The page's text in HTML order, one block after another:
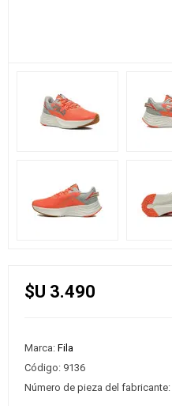
$U 3.490
Marca: Fila
Código: 9136
Número de pieza del fabricante: